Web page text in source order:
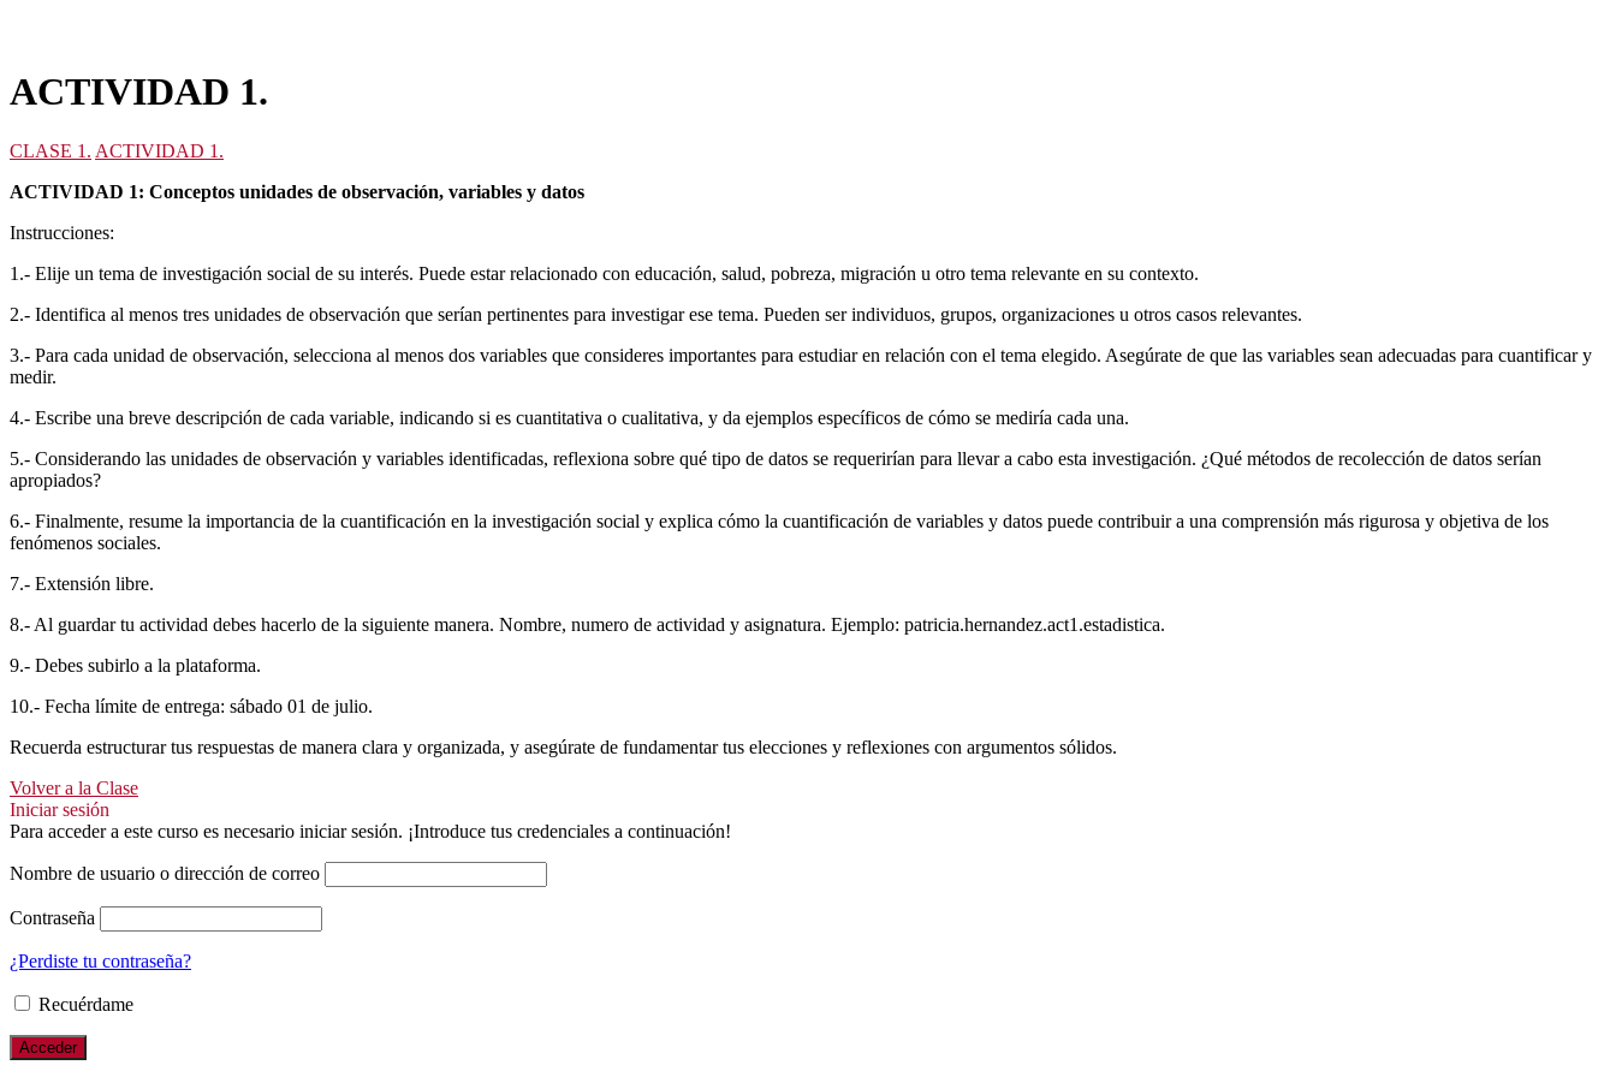
ACTIVIDAD 1.
CLASE 1. ACTIVIDAD 1.
ACTIVIDAD 1: Conceptos unidades de observación, variables y datos
Instrucciones:
1.- Elije un tema de investigación social de su interés. Puede estar relacionado con educación, salud, pobreza, migración u otro tema relevante en su contexto.
2.- Identifica al menos tres unidades de observación que serían pertinentes para investigar ese tema. Pueden ser individuos, grupos, organizaciones u otros casos relevantes.
3.- Para cada unidad de observación, selecciona al menos dos variables que consideres importantes para estudiar en relación con el tema elegido. Asegúrate de que las variables sean adecuadas para cuantificar y
medir.
4.- Escribe una breve descripción de cada variable, indicando si es cuantitativa o cualitativa, y da ejemplos específicos de cómo se mediría cada una.
5.- Considerando las unidades de observación y variables identificadas, reflexiona sobre qué tipo de datos se requerirían para llevar a cabo esta investigación. ¿Qué métodos de recolección de datos serían
apropiados?
6.- Finalmente, resume la importancia de la cuantificación en la investigación social y explica cómo la cuantificación de variables y datos puede contribuir a una comprensión más rigurosa y objetiva de los
fenómenos sociales.
7.- Extensión libre.
8.- Al guardar tu actividad debes hacerlo de la siguiente manera. Nombre, numero de actividad y asignatura. Ejemplo: patricia.hernandez.act1.estadistica.
9.- Debes subirlo a la plataforma.
10.- Fecha límite de entrega: sábado 01 de julio.
Recuerda estructurar tus respuestas de manera clara y organizada, y asegúrate de fundamentar tus elecciones y reflexiones con argumentos sólidos.
Volver a la Clase
Iniciar sesión
Para acceder a este curso es necesario iniciar sesión. ¡Introduce tus credenciales a continuación!
Nombre de usuario o dirección de correo
Contraseña
¿Perdiste tu contraseña?
Recuérdame